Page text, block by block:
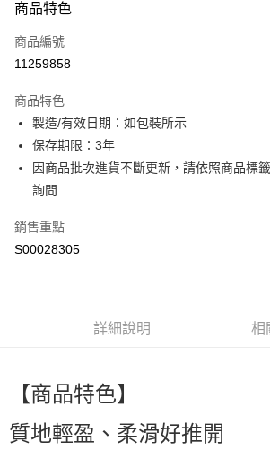
信用卡一次付款
超商取貨付款
Apple Pay
街口支付
全盈+PAY
ATM付款
萊爾富取貨付款
每筆NT$60，滿NT$599(含以上)免運費
商品特色
商品編號
11259858
商品特色
製造/有效日期：如包裝所示
保存期限：3年
因商品批次進貨不斷更新，請依照商品標
詢問
銷售重點
S00028305
詳細說明 相
【商品特色】
質地輕盈、柔滑好推開